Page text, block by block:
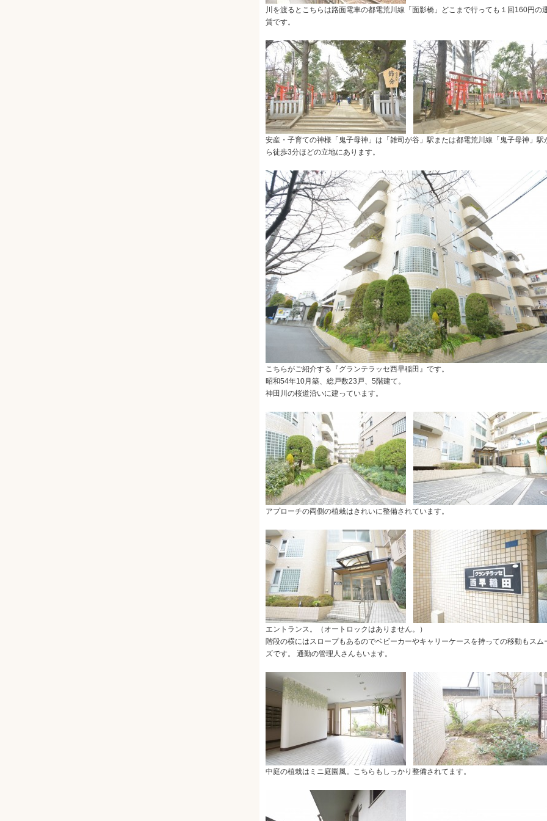
川を渡るとこちらは路面電車の都電荒川線「面影橋」どこまで行っても１回160円の
賃です。
安産・子育ての神様「鬼子母神」は「雑司が谷」駅または都電荒川線「鬼子母神」駅
ら徒歩3分ほどの立地にあります。
こちらがご紹介する『グランテラッセ西早稲田』です。
昭和54年10月築、総戸数23戸、5階建て。
神田川の桜道沿いに建っています。
アプローチの両側の植栽はきれいに整備されています。
エントランス。（オートロックはありません。）
階段の横にはスロープもあるのでベビーカーやキャリーケースを持っての移動もスム
ズです。 通勤の管理人さんもいます。
中庭の植栽はミニ庭園風。こちらもしっかり整備されてます。